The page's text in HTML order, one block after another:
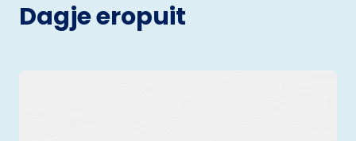
Dagje eropuit